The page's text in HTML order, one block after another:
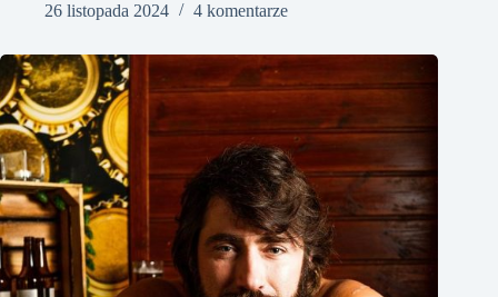
26 listopada 2024
4 komentarze